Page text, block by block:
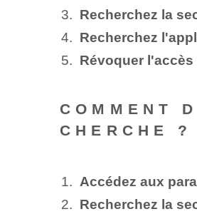
Recherchez la
Recherchez
Révoquer
COMMENT
CHERCHE ?
Accédez aux
Recherchez la